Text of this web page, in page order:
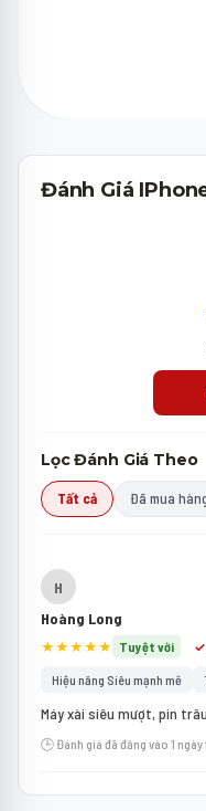
Đánh Giá
Lọc Đánh Giá Theo
Tất cả Đã mua
H
Hoàng Long
★★★★★ Tuyệt vời ✓
Hiệu năng Siêu mạnh mẽ
Máy xài siêu mượt, pin
🕒 Đánh giá đã đăng vào 1